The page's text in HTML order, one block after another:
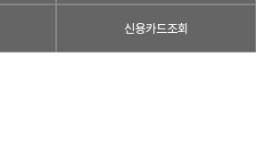
신용카드조회